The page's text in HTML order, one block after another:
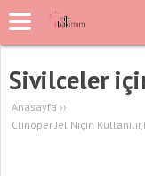
Sivilceler
Anasayfa ››
Clinoper Jel Niçin